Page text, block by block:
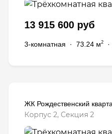
13 915 600 руб
3-комнатная · 73.24 м2 ·
ЖК Рождественский
Корпус 2, Секция 2